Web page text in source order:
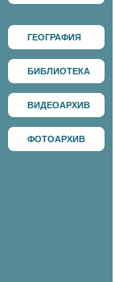
ГЕОГРАФИЯ
БИБЛИОТЕКА
ВИДЕОАРХИВ
ФОТОАРХИВ